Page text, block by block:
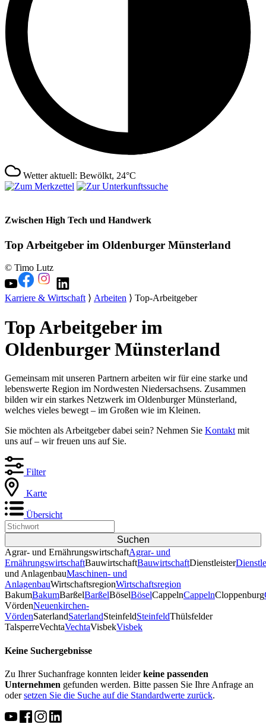
Wetter aktuell: Bewölkt, 24°C
Zwischen High Tech und Handwerk
Top Arbeitgeber im Oldenburger Münsterland
© Timo Lutz
Karriere & Wirtschaft⟩ Arbeiten ⟩ Top-Arbeitgeber
Top Arbeitgeber im
Oldenburger Münsterland
Gemeinsam mit unseren Partnern arbeiten wir für eine starke und
lebenswerte Region im Nordwesten Niedersachsens. Zusammen
bilden wir ein starkes Netzwerk im Oldenburger Münsterland,
welches vieles bewegt – im Großen wie im Kleinen.
Sie möchten als Arbeitgeber dabei sein? Nehmen Sie Kontakt mit
uns auf – wir freuen uns auf Sie.
Filter
Karte
Übersicht
Agrar- und ErnährungswirtschaftAgrar- und
ErnährungswirtschaftBauwirtschaftBauwirtschaftDienstleister
und AnlagenbauMaschinen- und
AnlagenbauWirtschaftsregionWirtschaftsregion
BakumBakumBarßelBarßelBöselBöselCappelnCappelnCloppenburg
VördenNeuenkirchen-
VördenSaterlandSaterlandSteinfeldSteinfeldThülsfelder
TalsperreVechtaVechtaVisbekVisbek
Keine Suchergebnisse
Zu Ihrer Suchanfrage konnten leiderkeine passenden
Unternehmen gefunden werden. Bitte passen Sie Ihre Anfrage an
odersetzen Sie die Suche auf die Standardwerte zurück.